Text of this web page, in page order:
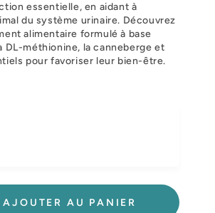
essentielle, en aidant à
du système urinaire. Découvrez
alimentaire formulé à base
méthionine, la canneberge et
pour favoriser leur bien-être.
AJOUTER AU PANIER